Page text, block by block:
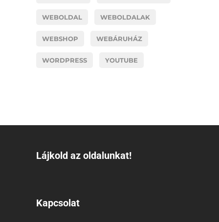
WEBOLDAL WEBOLDALAK
WEBSHOP WEBÁRUHÁZ
WORDPRESS YOUTUBE
Lájkold az oldalunkat!
Kapcsolat